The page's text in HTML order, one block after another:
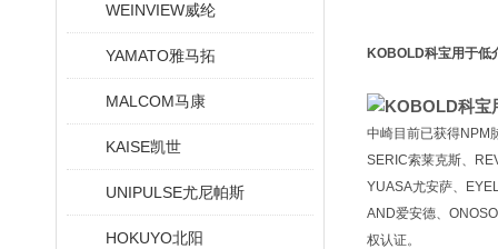
WEINVIEW威纶
YAMATO雅马拓
MALCOM马康
KAISE凯世
UNIPULSE尤尼帕斯
HOKUYO北阳
KOBOLD科宝用于低
中崎目前已获得NPM
SERIC索莱克斯、
YUASA尤安萨、
AND爱安德、
权认证。